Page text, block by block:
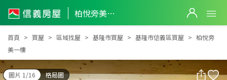
柏悅旁美一樓
柏悅旁美一樓
首頁 買屋 區域找屋 基隆市買屋 基隆市信義區買屋
柏悅旁
美一樓
圖片 1/16 格局圖